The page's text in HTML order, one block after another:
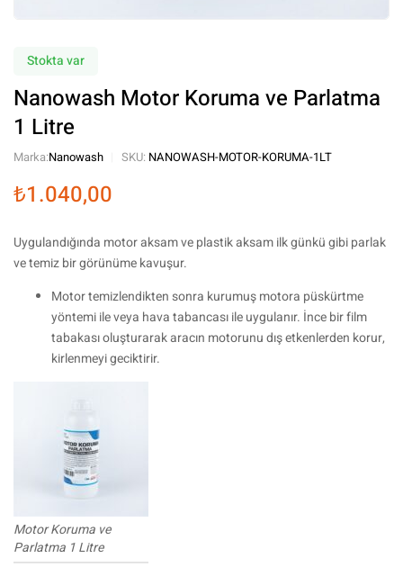
Stokta var
Nanowash Motor Koruma ve Parlatma
1 Litre
Marka:Nanowash SKU: NANOWASH-MOTOR-KORUMA-1LT
₺1.040,00
Uygulandığında motor aksam ve plastik aksam ilk günkü gibi parlak
ve temiz bir görünüme kavuşur.
Motor temizlendikten sonra kurumuş motora püskürtme
yöntemi ile veya hava tabancası ile uygulanır. İnce bir film
tabakası oluşturarak aracın motorunu dış etkenlerden korur,
kirlenmeyi geciktirir.
Motor Koruma ve
Parlatma 1 Litre